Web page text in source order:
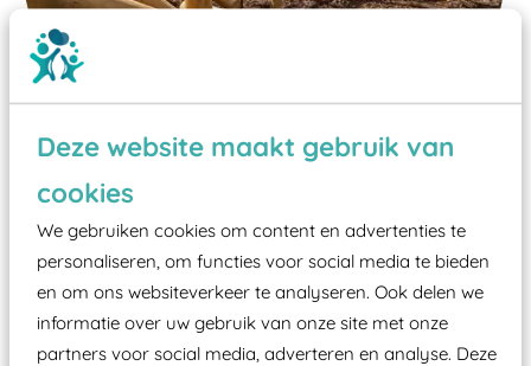
Deze website maakt gebruik van
cookies
We gebruiken cookies om content en advertenties te
personaliseren, om functies voor social media te bieden
en om ons websiteverkeer te analyseren. Ook delen we
informatie over uw gebruik van onze site met onze
partners voor social media, adverteren en analyse. Deze
Wist je dat:
Vanaf een valhoogte van 1,5 meter een speciale
valondergrond onder speeltoestellen verplicht is
zoals kunstgras, rubber tegels of boomschors?